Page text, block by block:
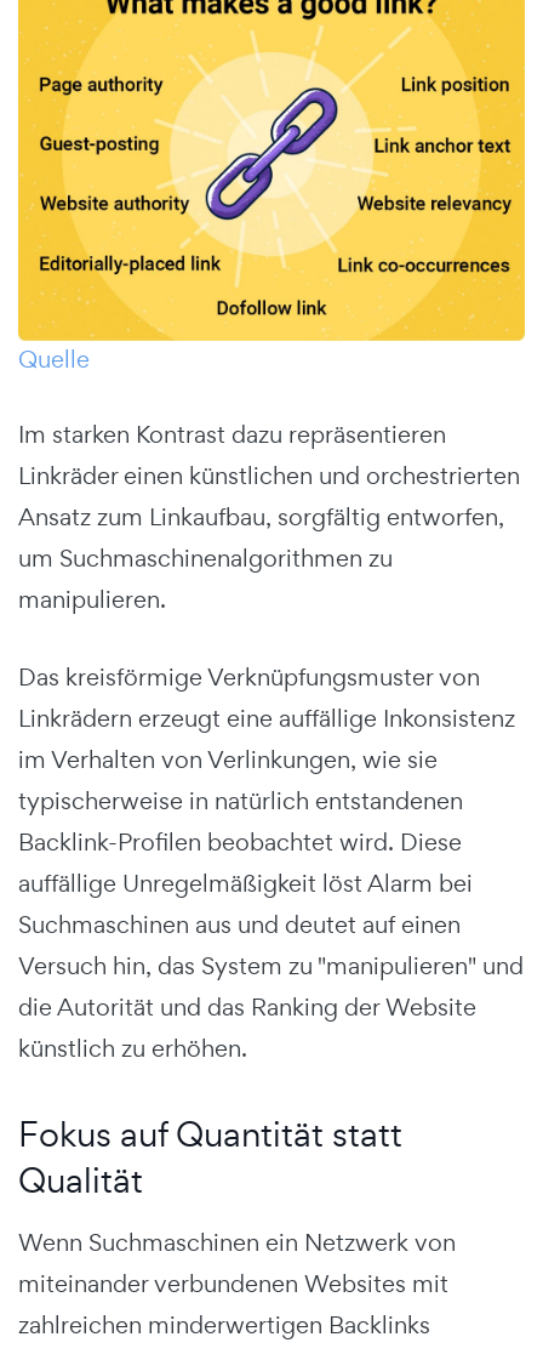
Quelle
Im starken Kontrast dazu repräsentieren
Linkräder einen künstlichen und orchestrierten
Ansatz zum Linkaufbau, sorgfältig entworfen,
um Suchmaschinenalgorithmen zu
manipulieren.
Das kreisförmige Verknüpfungsmuster von
Linkrädern erzeugt eine auffällige Inkonsistenz
im Verhalten von Verlinkungen, wie sie
typischerweise in natürlich entstandenen
Backlink-Profilen beobachtet wird. Diese
auffällige Unregelmäßigkeit löst Alarm bei
Suchmaschinen aus und deutet auf einen
Versuch hin, das System zu "manipulieren" und
die Autorität und das Ranking der Website
künstlich zu erhöhen.
Fokus auf Quantität statt
Qualität
Wenn Suchmaschinen ein Netzwerk von
miteinander verbundenen Websites mit
zahlreichen minderwertigen Backlinks